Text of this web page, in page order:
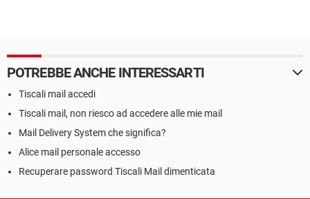
POTREBBE ANCHE INTERESSARTI
Tiscali mail accedi
Tiscali mail, non riesco ad accedere alle mie mail
Mail Delivery System che significa?
Alice mail personale accesso
Recuperare password Tiscali Mail dimenticata